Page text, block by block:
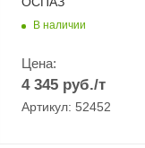
В наличии
Цена:
4 345 руб./т
Артикул: 52452